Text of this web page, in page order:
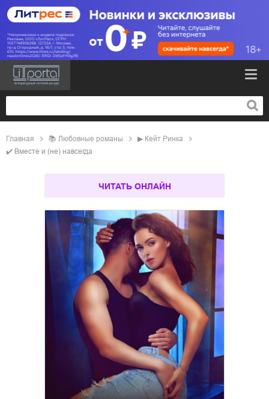
Главная 📚 любовные романы ▶ Кейт Ринка
✔️ Вместе и (не) навсегда
ЧИТАТЬ ОНЛАЙН